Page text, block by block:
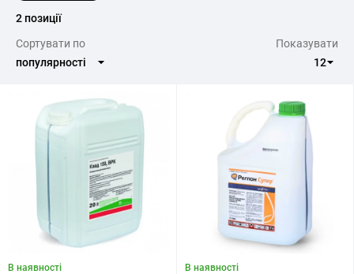
2 позиції
Cортувати по
Показувати
В наявності В наявності